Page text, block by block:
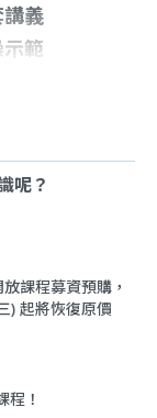
義
範
呢？
課程募資預購，
) 起將恢復原價
程！